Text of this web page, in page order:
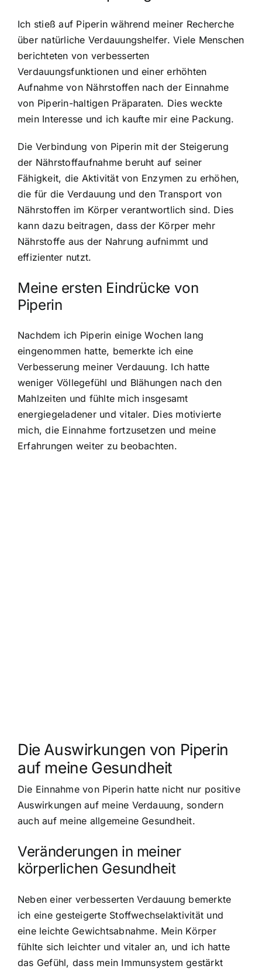
Ich stieß auf Piperin während meiner Recherche
über natürliche Verdauungshelfer. Viele Menschen
berichteten von verbesserten
Verdauungsfunktionen und einer erhöhten
Aufnahme von Nährstoffen nach der Einnahme
von Piperin-haltigen Präparaten. Dies weckte
mein Interesse und ich kaufte mir eine Packung.
Die Verbindung von Piperin mit der Steigerung
der Nährstoffaufnahme beruht auf seiner
Fähigkeit, die Aktivität von Enzymen zu erhöhen,
die für die Verdauung und den Transport von
Nährstoffen im Körper verantwortlich sind. Dies
kann dazu beitragen, dass der Körper mehr
Nährstoffe aus der Nahrung aufnimmt und
effizienter nutzt.
Meine ersten Eindrücke von
Piperin
Nachdem ich Piperin einige Wochen lang
eingenommen hatte, bemerkte ich eine
Verbesserung meiner Verdauung. Ich hatte
weniger Völlegefühl und Blähungen nach den
Mahlzeiten und fühlte mich insgesamt
energiegeladener und vitaler. Dies motivierte
mich, die Einnahme fortzusetzen und meine
Erfahrungen weiter zu beobachten.
Die Auswirkungen von Piperin
auf meine Gesundheit
Die Einnahme von Piperin hatte nicht nur positive
Auswirkungen auf meine Verdauung, sondern
auch auf meine allgemeine Gesundheit.
Veränderungen in meiner
körperlichen Gesundheit
Neben einer verbesserten Verdauung bemerkte
ich eine gesteigerte Stoffwechselaktivität und
eine leichte Gewichtsabnahme. Mein Körper
fühlte sich leichter und vitaler an, und ich hatte
das Gefühl, dass mein Immunsystem gestärkt